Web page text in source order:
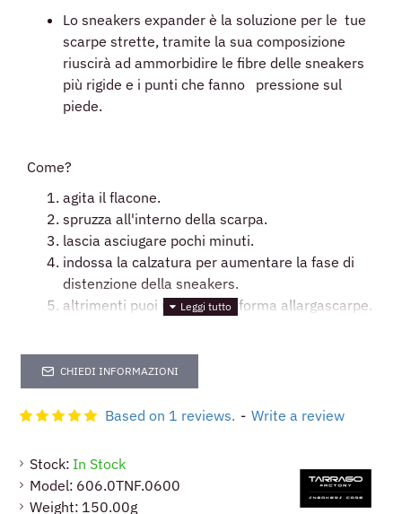
Stock: In Stock
Model: 606.0TNF.0600
Weight: 150.00g
Based on 1 reviews. - Write a review
Lo sneakers expander è la soluzione per le tue
scarpe strette, tramite la sua composizione
riuscirà ad ammorbidire le fibre delle sneakers
più rigide e i punti che fanno pressione sul
piede.
Come?
agita il flacone.
spruzza all'interno della scarpa.
lascia asciugare pochi minuti.
indossa la calzatura per aumentare la fase di
distenzione della sneakers.
altrimenti puoi utilizzare la forma allargascarpe.
CHIEDI INFORMAZIONI